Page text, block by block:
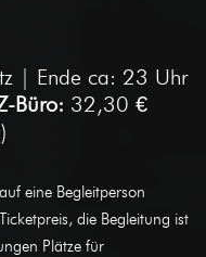
| Ende ca: 23 Uhr
Büro: 32,30 €
eine Begleitperson
die Begleitung ist
Plätze für